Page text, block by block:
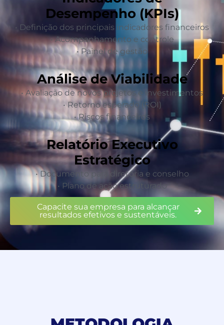
Desempenho (KPIs)
• Definição dos principais indicadores financeiros
• Acompanhamento e controle
• Painel de gestão
Análise de Viabilidade
• Avaliação de novos projetos e investimentos
• Retorno esperado (ROI)
• Riscos financeiros
Relatório Executivo
Estratégico
• Documento para diretoria e conselho
• Plano de ação estruturado
Capacite sua empresa para alcançar
resultados efetivos e sustentáveis.